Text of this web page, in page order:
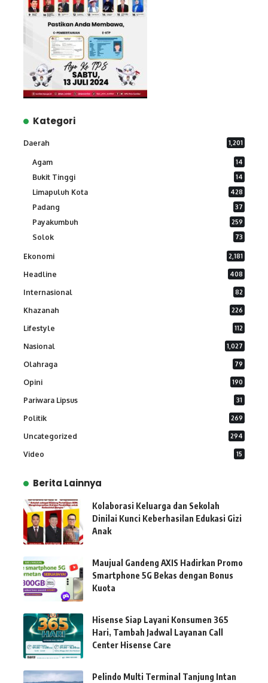
Kategori
Daerah 1,201
Agam 14
Bukit Tinggi 14
Limapuluh Kota 428
Padang 37
Payakumbuh 259
Solok 73
Ekonomi 2,181
Headline 408
Internasional 82
Khazanah 226
Lifestyle 112
Nasional 1,027
Olahraga 79
Opini 190
Pariwara Lipsus 31
Politik 269
Uncategorized 294
Video 15
Berita Lainnya
Kolaborasi Keluarga dan Sekolah
Dinilai Kunci Keberhasilan Edukasi Gizi
Anak
Maujual Gandeng AXIS Hadirkan Promo
Smartphone 5G Bekas dengan Bonus
Kuota
Hisense Siap Layani Konsumen 365
Hari, Tambah Jadwal Layanan Call
Center Hisense Care
Pelindo Multi Terminal Tanjung Intan